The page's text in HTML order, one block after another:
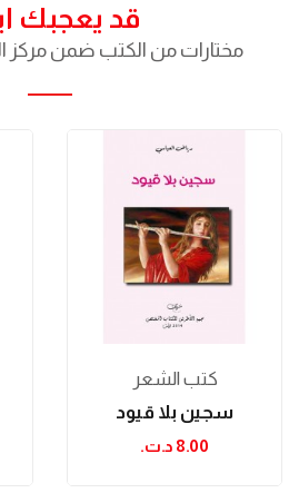
قد يعجبك
مختارات من الكتب ضمن مركز
كتب الشعر
سجين بلا قيود
8.00 د.ت.‏